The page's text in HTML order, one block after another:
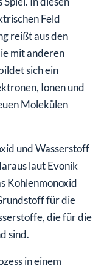
Feld
reißt aus den
mit anderen
sich ein
Ionen und
Molekülen
und Wasserstoff
laut Evonik
Kohlenmonoxid
für die
die für die
sind.
in einem